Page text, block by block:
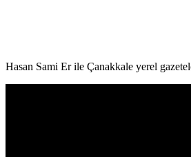
Hasan Sami Er ile Çanakkale yerel